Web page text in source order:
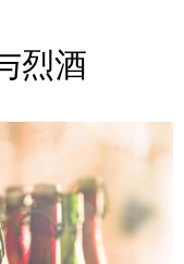
烈酒